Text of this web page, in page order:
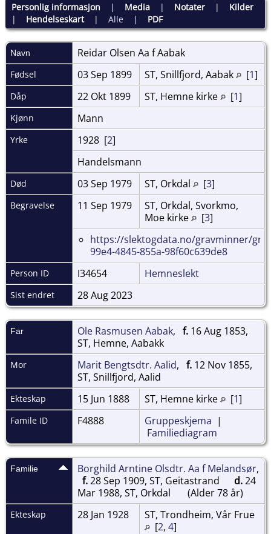
Personlig informasjon | Media| Notater| Kilder
| Hendelseskart| Alle| PDF
Navn Reidar Olsen Aa fAabak
Fødsel 03 Sep 1899 ST, Snillfjord, Aabak [1]
Dåp 22 Okt 1899 ST, Hemne kirke [1]
Kjønn Mann
Yrke 1928 [2]
Handelsmann
Død 03 Sep 1979 ST, Orkdal [3]
Begravelse 11 Sep 1979
ST, Orkdal, Svorkmo,
Moe kirke
[3]
https://slektogdata.no/gravminner/
99e4-4845-855a-98f60c639de8
Person ID I34654 Hemneslekt
Sist endret 28 Aug 2023
Far Ole Rasmusen Aabak, f. 16 Aug 1853,
ST, Hemne, Aabakk
Mor Marit Bengtsdtr. Aalid, f. 12 Nov 1855,
ST, Snillfjord, Aalid
Ekteskap 15 Jun 1888 ST, Hemne kirke [1]
Famile ID F4888 Gruppeskjema |
Familiediagram
Familie Borghild Arntine Olsdtr. Aa f Melandsør,
f.28 Sep 1909, ST, Geitastrand d.24
Mar 1988, ST, Orkdal
(Alder 78 år)
Ekteskap 28 Jan 1928
ST, Trondheim, Vår Frue
[2, 4]